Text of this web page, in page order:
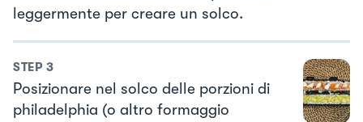
leggermente per creare un solco.
STEP 3
Posizionare nel solco delle porzioni di
philadelphia (o altro formaggio